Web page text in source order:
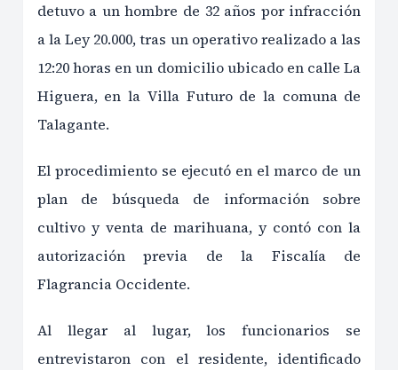
detuvo a un hombre de 32 años por infracción
a la Ley 20.000, tras un operativo realizado a las
12:20 horas en un domicilio ubicado en calle La
Higuera, en la Villa Futuro de la comuna de
Talagante.
El procedimiento se ejecutó en el marco de un
plan de búsqueda de información sobre
cultivo y venta de marihuana, y contó con la
autorización previa de la Fiscalía de
Flagrancia Occidente.
Al llegar al lugar, los funcionarios se
entrevistaron con el residente, identificado